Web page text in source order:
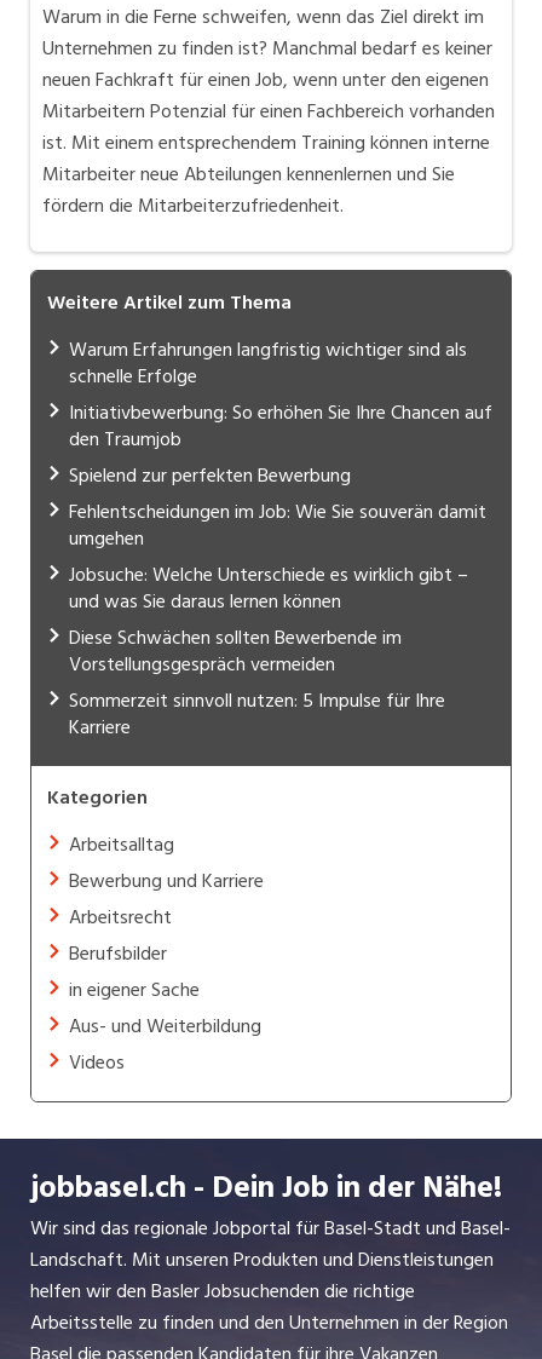
Warum in die Ferne schweifen, wenn das Ziel direkt im
Unternehmen zu finden ist? Manchmal bedarf es keiner
neuen Fachkraft für einen Job, wenn unter den eigenen
Mitarbeitern Potenzial für einen Fachbereich vorhanden
ist. Mit einem entsprechendem Training können interne
Mitarbeiter neue Abteilungen kennenlernen und Sie
fördern die Mitarbeiterzufriedenheit.
Weitere Artikel zum Thema
Warum Erfahrungen langfristig wichtiger sind als
schnelle Erfolge
Initiativbewerbung: So erhöhen Sie Ihre Chancen auf
den Traumjob
Spielend zur perfekten Bewerbung
Fehlentscheidungen im Job: Wie Sie souverän damit
umgehen
Jobsuche: Welche Unterschiede es wirklich gibt –
und was Sie daraus lernen können
Diese Schwächen sollten Bewerbende im
Vorstellungsgespräch vermeiden
Sommerzeit sinnvoll nutzen: 5 Impulse für Ihre
Karriere
Kategorien
Arbeitsalltag
Bewerbung und Karriere
Arbeitsrecht
Berufsbilder
in eigener Sache
Aus- und Weiterbildung
Videos
jobbasel.ch - Dein Job in der Nähe!
Wir sind das regionale Jobportal für Basel-Stadt und Basel-
Landschaft. Mit unseren Produkten und Dienstleistungen
helfen wir den Basler Jobsuchenden die richtige
Arbeitsstelle zu finden und den Unternehmen in der Region